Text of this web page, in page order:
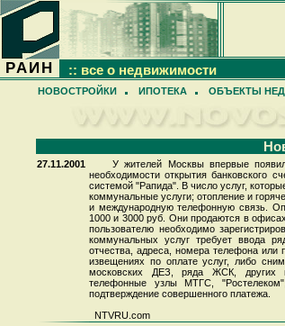
РАИН :: все о недвижимости
НОВОСТРОЙКИ
ИПОТЕКА ОБЪЕКТЫ
27.11.2001
У жителей Москвы впервые
необходимости открытия банковского
системой "Рапида". В число услуг,
коммунальные услуги; отопление и
и международную телефонную связь.
1000 и 3000 руб. Они продаются в
пользователю необходимо
коммунальных услуг требует ввода
отчества, адреса, номера телефона или
извещениях по оплате услуг, либо
московских ДЕЗ, ряда ЖСК, других
телефонные узлы МТГС,
подтверждение совершенного платежа.
NTVRU.com